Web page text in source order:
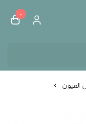
العناية و
٠
العيون